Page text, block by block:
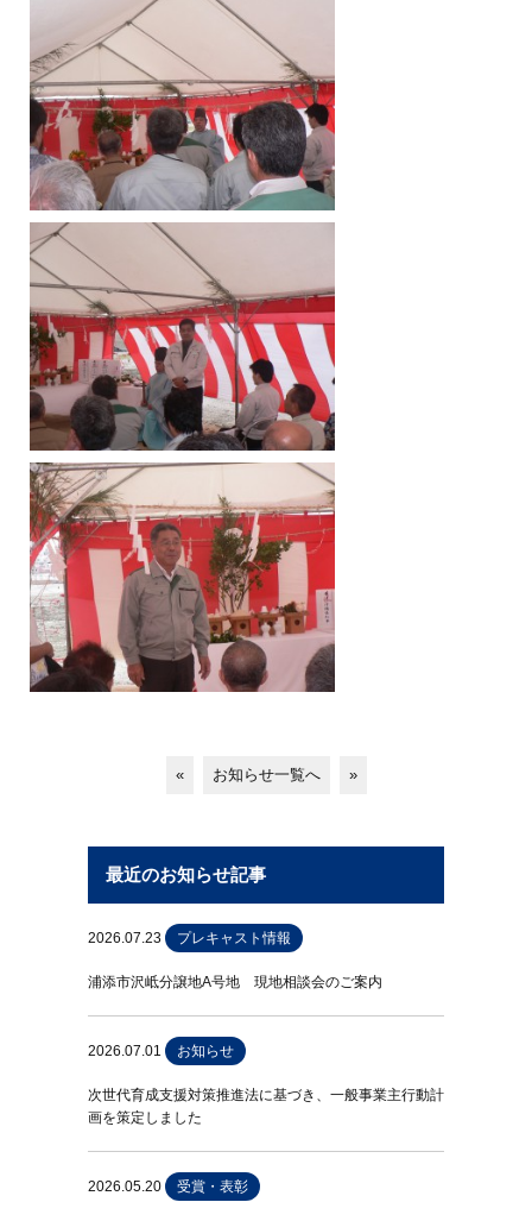
« お知らせ一覧へ »
最近のお知らせ記事
2026.07.23 プレキャスト情報
浦添市沢岻分譲地A号地 現地相談会のご案内
2026.07.01 お知らせ
次世代育成支援対策推進法に基づき、一般事業主行動計
画を策定しました
2026.05.20 受賞・表彰